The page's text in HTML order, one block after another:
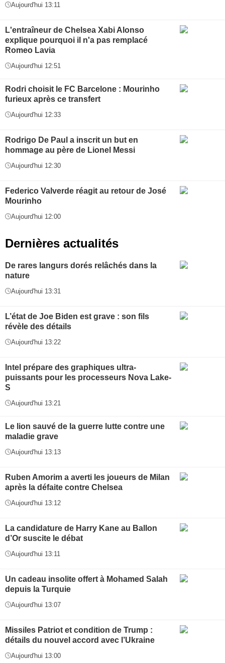
Aujourd'hui 13:11
L'entraîneur de Chelsea Xabi Alonso
explique pourquoi il n'a pas remplacé
Romeo Lavia
Aujourd'hui 12:51
Rodri choisit le FC Barcelone : Mourinho
furieux après ce transfert
Aujourd'hui 12:33
Rodrigo De Paul a inscrit un but en
hommage au père de Lionel Messi
Aujourd'hui 12:30
Federico Valverde réagit au retour de José
Mourinho
Aujourd'hui 12:00
Dernières actualités
De rares langurs dorés relâchés dans la
nature
Aujourd'hui 13:31
L’état de Joe Biden est grave : son fils
révèle des détails
Aujourd'hui 13:22
Intel prépare des graphiques ultra-
puissants pour les processeurs Nova Lake-
S
Aujourd'hui 13:21
Le lion sauvé de la guerre lutte contre une
maladie grave
Aujourd'hui 13:13
Ruben Amorim a averti les joueurs de Milan
après la défaite contre Chelsea
Aujourd'hui 13:12
La candidature de Harry Kane au Ballon
d’Or suscite le débat
Aujourd'hui 13:11
Un cadeau insolite offert à Mohamed Salah
depuis la Turquie
Aujourd'hui 13:07
Missiles Patriot et condition de Trump :
détails du nouvel accord avec l’Ukraine
Aujourd'hui 13:00